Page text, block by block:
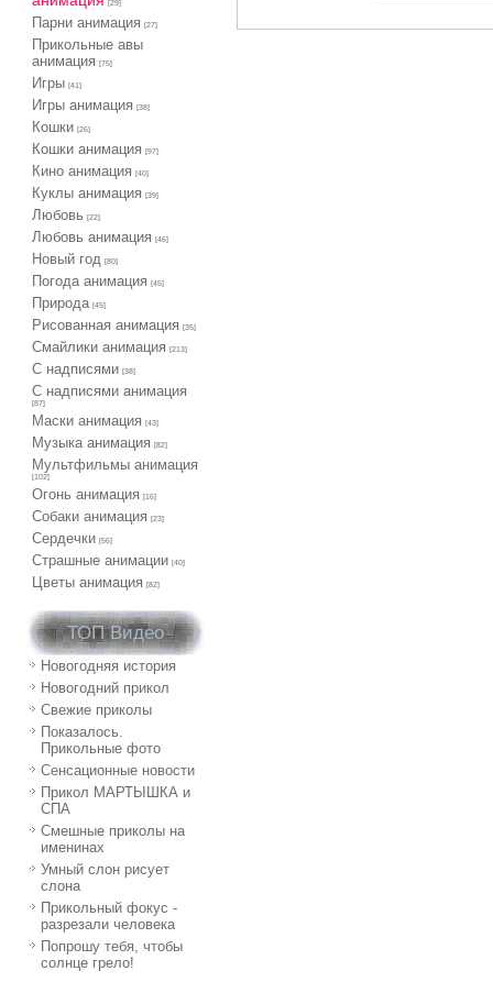
[29]
Парни анимация [27]
Прикольные авы
анимация
[75]
Игры [41]
Игры анимация [38]
Кошки [26]
Кошки анимация [97]
Кино анимация [40]
Куклы анимация [39]
Любовь [22]
Любовь анимация [46]
Новый год [80]
Погода анимация [45]
Природа [45]
Рисованная анимация [35]
Смайлики анимация [213]
С надписями [38]
С надписями анимация
[87]
Маски анимация [43]
Музыка анимация [82]
Мультфильмы анимация
[102]
Огонь анимация [16]
Собаки анимация [23]
Сердечки [56]
Страшные анимации [40]
Цветы анимация [82]
ТОП Видео
Новогодняя история
Новогодний прикол
Свежие приколы
Показалось.
Прикольные фото
Сенсационные новости
Прикол МАРТЫШКА и
СПА
Смешные приколы на
именинах
Умный слон рисует
слона
Прикольный фокус -
разрезали человека
Попрошу тебя, чтобы
солнце грело!